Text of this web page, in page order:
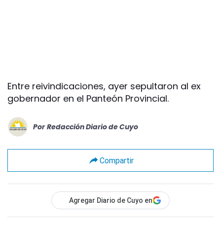
Entre reivindicaciones, ayer sepultaron al ex
gobernador en el Panteón Provincial.
Por Redacción Diario de Cuyo
Compartir
Agregar Diario de Cuyo en